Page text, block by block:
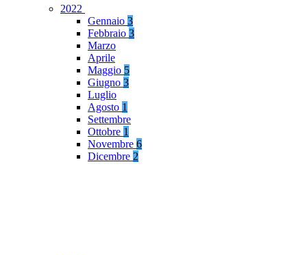
2022
Gennaio 3
Febbraio 3
Marzo
Aprile
Maggio 5
Giugno 3
Luglio
Agosto 1
Settembre
Ottobre 1
Novembre 6
Dicembre 2